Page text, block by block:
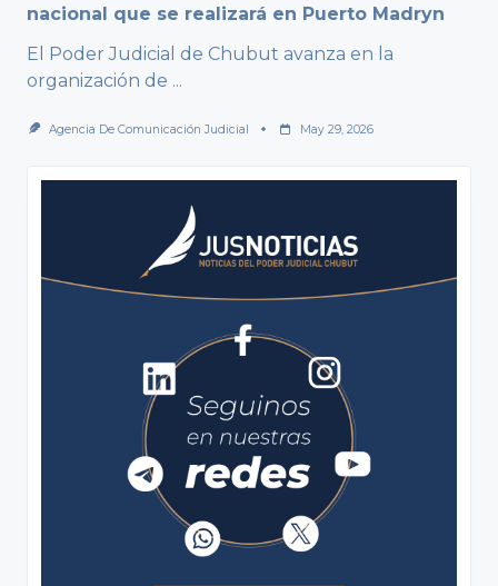
nacional que se realizará en Puerto Madryn
El Poder Judicial de Chubut avanza en la
organización de ...
Agencia De Comunicación Judicial May 29, 2026